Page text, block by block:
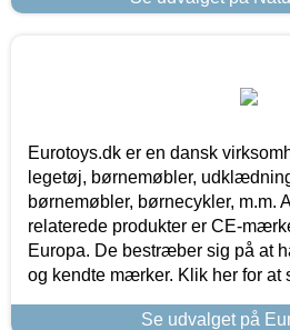
Eurotoys.dk er en dansk
legetøj, børnemøbler,
børnemøbler, børnecykler, m.m.
relaterede produkter er CE-
Europa. De bestræber sig på at
og kendte mærker. Klik her for at
Se udvalget på